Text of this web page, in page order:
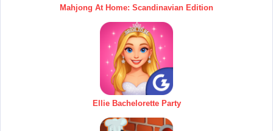
Mahjong At Home: Scandinavian Edition
Ellie Bachelorette Party